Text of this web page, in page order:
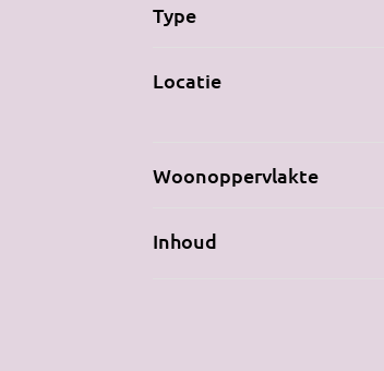
Type
Locatie
Woonoppervlakte
Inhoud